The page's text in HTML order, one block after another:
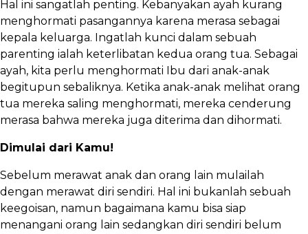
Hal ini sangatlah penting. Kebanyakan ayah kurang
menghormati pasangannya karena merasa sebagai
kepala keluarga. Ingatlah kunci dalam sebuah
parenting ialah keterlibatan kedua orang tua. Sebagai
ayah, kita perlu menghormati Ibu dari anak-anak
begitupun sebaliknya. Ketika anak-anak melihat orang
tua mereka saling menghormati, mereka cenderung
merasa bahwa mereka juga diterima dan dihormati.
Dimulai dari Kamu!
Sebelum merawat anak dan orang lain mulailah
dengan merawat diri sendiri. Hal ini bukanlah sebuah
keegoisan, namun bagaimana kamu bisa siap
menangani orang lain sedangkan diri sendiri belum